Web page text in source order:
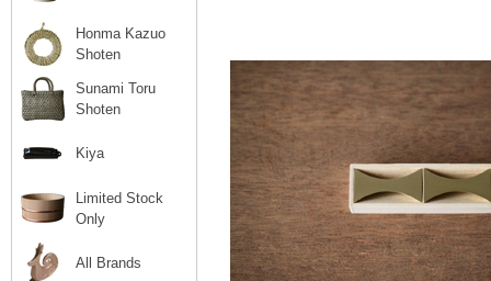
Honma Kazuo
Shoten
Sunami Toru
Shoten
Kiya
Limited Stock
Only
All Brands